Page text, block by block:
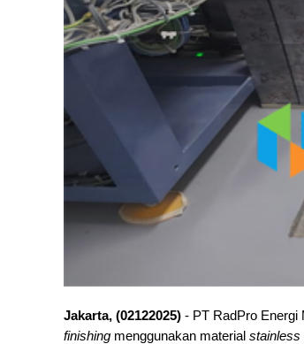
Jakarta, (02122025) - PT RadPro Energi
finishing menggunakan material stainless